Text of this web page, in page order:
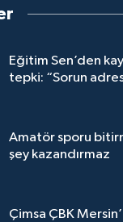
Eğitim Sen’den
tepki: “Sorun
Amatör sporu
şey kazandırmaz
Çimsa ÇBK